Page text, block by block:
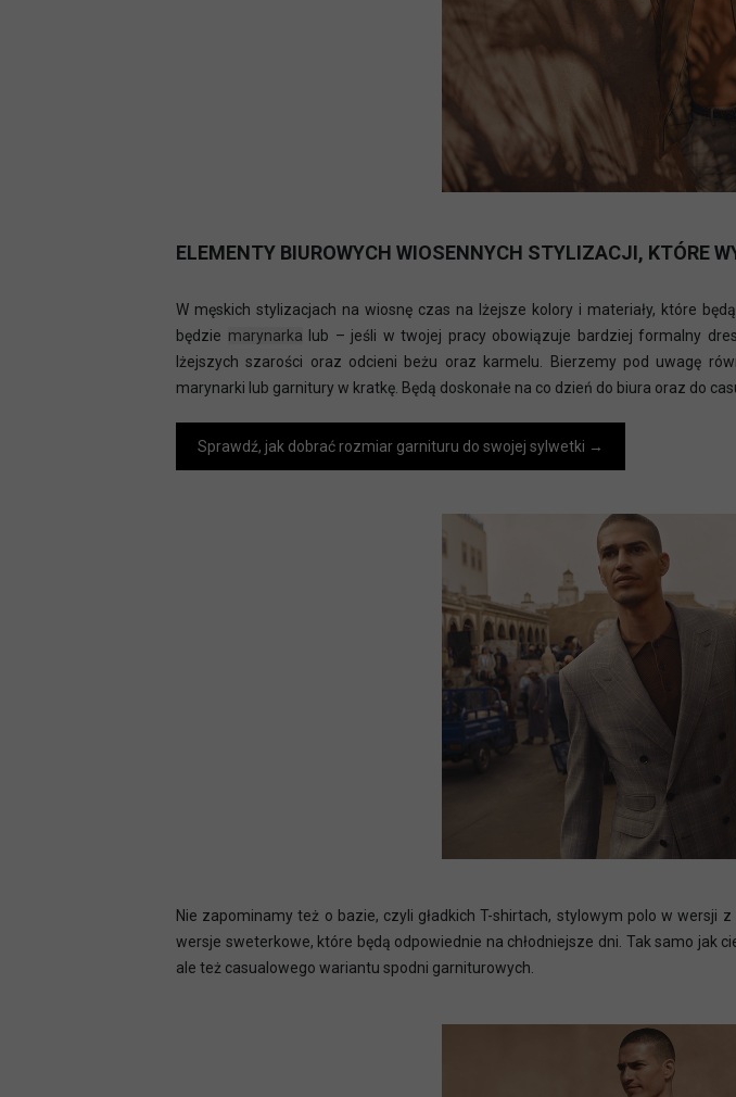
ELEMENTY BIUROWYCH WIOSENNYCH STYLIZACJI, KTÓRE
W męskich stylizacjach na wiosnę czas na lżejsze kolory i materiały, które
będzie marynarka lub – jeśli w twojej pracy obowiązuje bardziej formalny
lżejszych szarości oraz odcieni beżu oraz karmelu. Bierzemy pod uwagę
marynarki lub garnitury w kratkę. Będą doskonałe na co dzień do biura oraz do
Sprawdź, jak dobrać rozmiar garnituru do swojej sylwetki →
Nie zapominamy też o bazie, czyli gładkich T-shirtach, stylowym polo w
wersje sweterkowe, które będą odpowiednie na chłodniejsze dni. Tak samo jak
ale też casualowego wariantu spodni garniturowych.